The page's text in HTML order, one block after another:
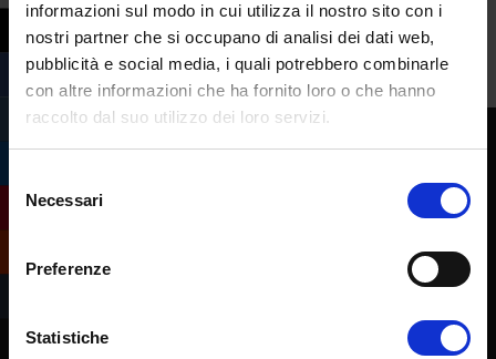
informazioni sul modo in cui utilizza il nostro sito con i
nostri partner che si occupano di analisi dei dati web,
pubblicità e social media, i quali potrebbero combinarle
con altre informazioni che ha fornito loro o che hanno
raccolto dal suo utilizzo dei loro servizi.
delNecessari
Preferenze
Statistiche
un’azienda di telecomunicazioni, attività
totalizzante che...